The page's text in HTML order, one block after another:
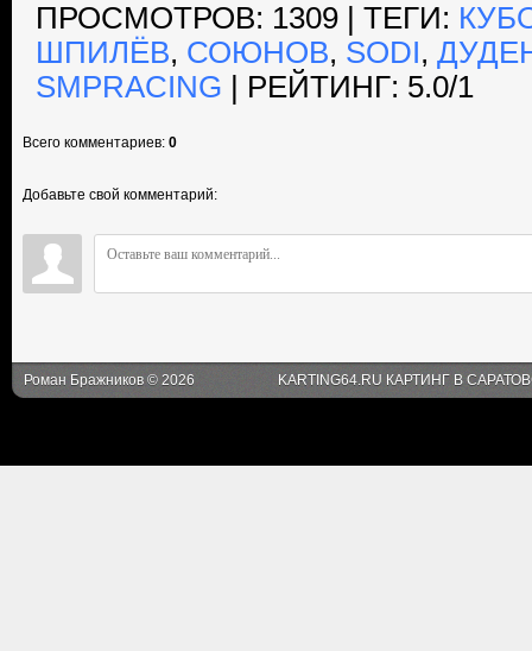
ПРОСМОТРОВ: 1309 | ТЕГИ:
ШПИЛЁВ, СОЮНОВ, SODI,
SMPRACING
РЕЙТИНГ: 5.0/1
Всего комментариев: 0
Добавьте свой комментарий:
Роман Бражников © 2026 KARTING64.RU КАРТИНГ В